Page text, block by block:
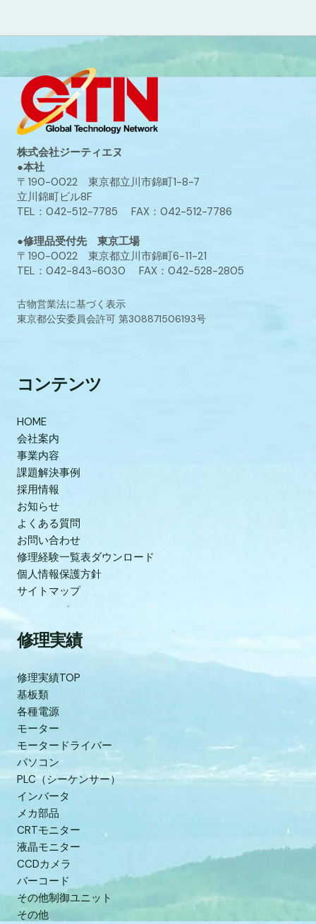
株式会社ジーティエヌ
●本社
〒190-0022 東京都立川市錦町1-8-7
立川錦町ビル8F
TEL：042-512-7785 FAX：042-512-7786
●修理品受付先 東京工場
〒190-0022 東京都立川市錦町6-11-21
TEL：042-843-6030 FAX：042-528-2805
古物営業法に基づく表示
東京都公安委員会許可 第308871506193号
コンテンツ
HOME
会社案内
事業内容
課題解決事例
採用情報
お知らせ
よくある質問
お問い合わせ
修理経験一覧表ダウンロード
個人情報保護方針
サイトマップ
修理実績
修理実績TOP
基板類
各種電源
モーター
モータードライバー
パソコン
PLC（シーケンサー）
インバータ
メカ部品
CRTモニター
液晶モニター
CCDカメラ
バーコード
その他制御ユニット
その他